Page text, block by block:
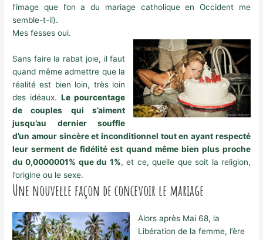
l’image que l’on a du mariage catholique en Occident me
semble-t-il).
Mes fesses oui.
Sans faire la rabat joie, il faut
quand même admettre que la
réalité est bien loin, très loin
des idéaux.Le pourcentage
de couples qui s’aiment
jusqu’au dernier souffle
d’un amour sincère et inconditionnel tout en ayant respecté
leur serment de fidélité est quand même bien plus proche
du 0,0000001% que du 1%, et ce, quelle que soit la religion,
l’origine ou le sexe.
Une nouvelle façon de concevoir le mariage
Alors après Mai 68, la
Libération de la femme, l’ère